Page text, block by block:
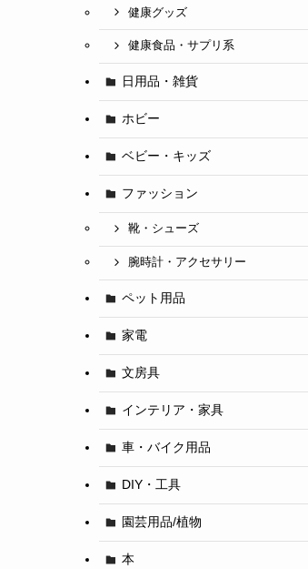
健康グッズ
健康食品・サプリ系
日用品・雑貨
ホビー
ベビー・キッズ
ファッション
靴・シューズ
腕時計・アクセサリー
ペット用品
家電
文房具
インテリア・家具
車・バイク用品
DIY・工具
園芸用品/植物
本